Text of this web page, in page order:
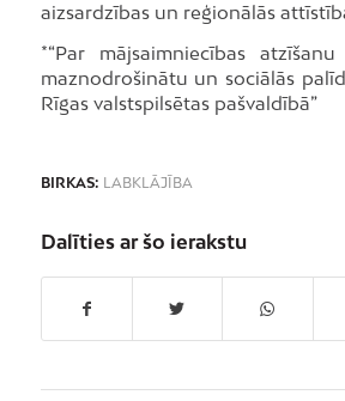
aizsardzības un reģionālās
*“Par mājsaimniecības
maznodrošinātu un sociālās
Rīgas valstspilsētas pašvaldībā”
BIRKAS: LABKLĀJĪBA
Dalīties ar šo ierakstu